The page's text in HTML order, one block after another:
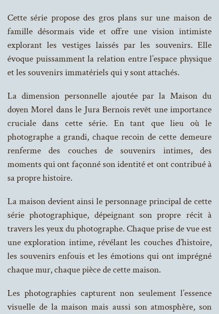
Cette série propose des gros plans sur une maison de
famille désormais vide et offre une vision intimiste
explorant les vestiges laissés par les souvenirs. Elle
évoque puissamment la relation entre l’espace physique
et les souvenirs immatériels qui y sont attachés.
La dimension personnelle ajoutée par la Maison du
doyen Morel dans le Jura Bernois revêt une importance
cruciale dans cette série. En tant que lieu où le
photographe a grandi, chaque recoin de cette demeure
renferme des couches de souvenirs intimes, des
moments qui ont façonné son identité et ont contribué à
sa propre histoire.
La maison devient ainsi le personnage principal de cette
série photographique, dépeignant son propre récit à
travers les yeux du photographe. Chaque prise de vue est
une exploration intime, révélant les couches d’histoire,
les souvenirs enfouis et les émotions qui ont imprégné
chaque mur, chaque pièce de cette maison.
Les photographies capturent non seulement l’essence
visuelle de la maison mais aussi son atmosphère, son